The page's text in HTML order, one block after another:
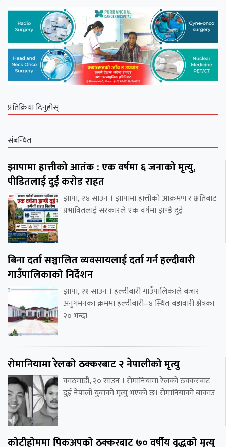
प्रतिक्रिया दिनुहोस्
संबन्धित
झापामा हात्तीको आतंक : एक वर्षमा ६ जनाको मृत्यु,
पीडितलाई दुई करोड राहत
झापा, २४ साउन । झापामा हात्तीको आक्रमण र क्षतिबाट
प्रभावितलाई सरकारले एक वर्षमा झण्डै दुई
बिना दर्ता सञ्चालित व्यवसायलाई दर्ता गर्न हल्दीबारी
गाउँपालिकाको निर्देशन
झापा, २१ साउन । हल्दीबारी गाउँपालिकाले बजार
अनुगमनका क्रममा हल्दीबारी–४ स्थित बडावारी क्षेत्रका
२० भन्दा
रोमानियामा रेलको ठक्करबाट २ नेपालीको मृत्यु
काठमाडौं, २० साउन । रोमानियामा रेलको ठक्करबाट
दुई नेपाली युवाको मृत्यु भएको छ। रोमानियाको बाकाउ
कोटीहोममा पिकअपको ठक्करबाट ७० वर्षीय वृद्धको मृत्यु